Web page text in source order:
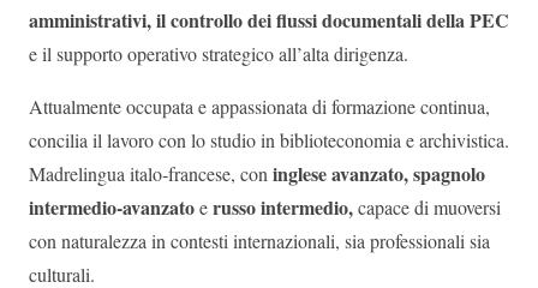
amministrativi, il controllo dei flussi documentali della PEC
e il supporto operativo strategico all’alta dirigenza.
Attualmente occupata e appassionata di formazione continua,
concilia il lavoro con lo studio in biblioteconomia e archivistica.
Madrelingua italo‑francese, con inglese avanzato, spagnolo
intermedio‑avanzatoerusso intermedio,capace di muoversi
con naturalezza in contesti internazionali, sia professionali sia
culturali.